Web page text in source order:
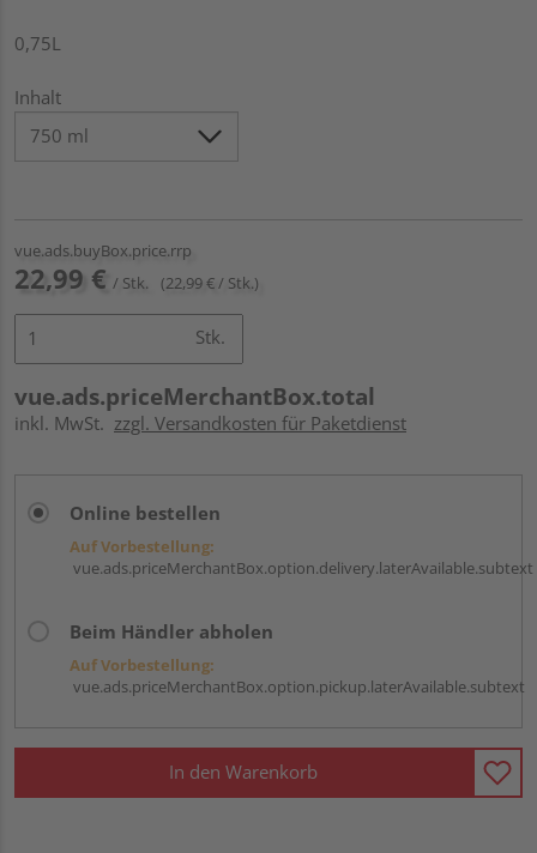
0,75L
Inhalt
vue.ads.buyBox.price.rrp
22,99 € / Stk. (22,99 € / Stk.)
Stk.
vue.ads.priceMerchantBox.total
inkl. MwSt. zzgl. Versandkosten für Paketdienst
Online bestellen
Auf Vorbestellung:
vue.ads.priceMerchantBox.option.delivery.laterAvailable.subtext
Beim Händler abholen
Auf Vorbestellung:
vue.ads.priceMerchantBox.option.pickup.laterAvailable.subtext
In den Warenkorb